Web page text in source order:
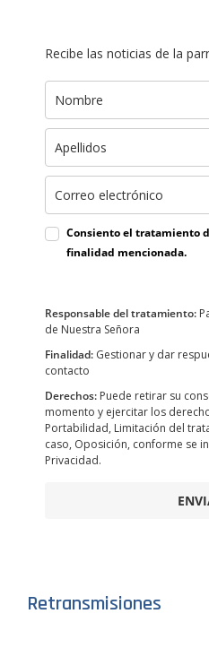
Recibe las noticias de la
Consiento el tratamiento
finalidad mencionada.
Responsable del tratamiento:
de Nuestra Señora
Finalidad: Gestionar y dar
contacto
Derechos: Puede retirar su
momento y ejercitar los
Portabilidad, Limitación del
caso, Oposición, conforme se
Privacidad.
Retransmisiones